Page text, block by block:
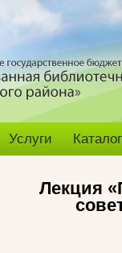
Услуги
Лекция